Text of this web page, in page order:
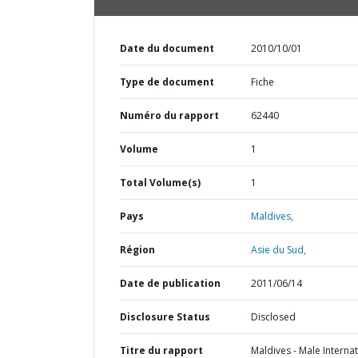
Date du document 2010/10/01
Type de document Fiche
Numéro du rapport 62440
Volume 1
Total Volume(s) 1
Pays Maldives,
Région Asie du Sud,
Date de publication 2011/06/14
Disclosure Status Disclosed
Titre du rapport
Maldives - Male